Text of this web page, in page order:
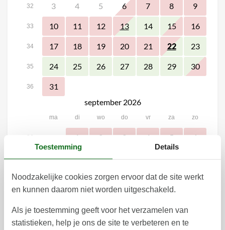
32 3 4 5 6 7 8 9
33 10 11 12 13 14 15 16
34 17 18 19 20 21 22 23
35 24 25 26 27 28 29 30
36
31
september 2026
ma di wo do vr za zo
36 1 2 3 4 5 6
37 7 8 9 10 11 12 13
38 14 15 16 17 18 19 20
28 29 30
Toestemming Details
Noodzakelijke cookies zorgen ervoor dat de site werkt
en kunnen daarom niet worden uitgeschakeld.
Als je toestemming geeft voor het verzamelen van
statistieken, help je ons de site te verbeteren en te